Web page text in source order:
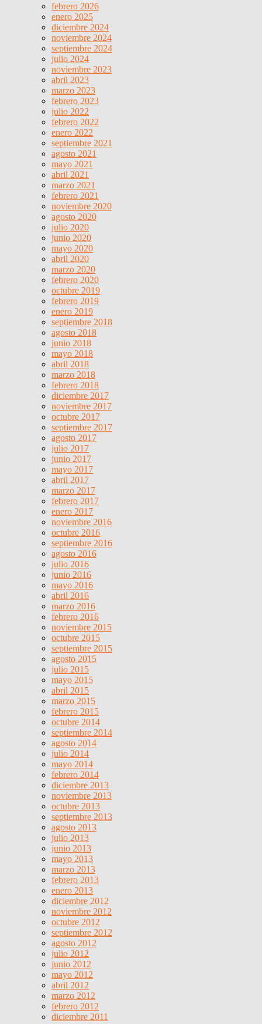
febrero 2026
enero 2025
diciembre 2024
noviembre 2024
septiembre 2024
julio 2024
noviembre 2023
abril 2023
marzo 2023
febrero 2023
julio 2022
febrero 2022
enero 2022
septiembre 2021
agosto 2021
mayo 2021
abril 2021
marzo 2021
febrero 2021
noviembre 2020
agosto 2020
julio 2020
junio 2020
mayo 2020
abril 2020
marzo 2020
febrero 2020
octubre 2019
febrero 2019
enero 2019
septiembre 2018
agosto 2018
junio 2018
mayo 2018
abril 2018
marzo 2018
febrero 2018
diciembre 2017
noviembre 2017
octubre 2017
septiembre 2017
agosto 2017
julio 2017
junio 2017
mayo 2017
abril 2017
marzo 2017
febrero 2017
enero 2017
noviembre 2016
octubre 2016
septiembre 2016
agosto 2016
julio 2016
junio 2016
mayo 2016
abril 2016
marzo 2016
febrero 2016
noviembre 2015
octubre 2015
septiembre 2015
agosto 2015
julio 2015
mayo 2015
abril 2015
marzo 2015
febrero 2015
octubre 2014
septiembre 2014
agosto 2014
julio 2014
mayo 2014
febrero 2014
diciembre 2013
noviembre 2013
octubre 2013
septiembre 2013
agosto 2013
julio 2013
junio 2013
mayo 2013
marzo 2013
febrero 2013
enero 2013
diciembre 2012
noviembre 2012
octubre 2012
septiembre 2012
agosto 2012
julio 2012
junio 2012
mayo 2012
abril 2012
marzo 2012
febrero 2012
diciembre 2011